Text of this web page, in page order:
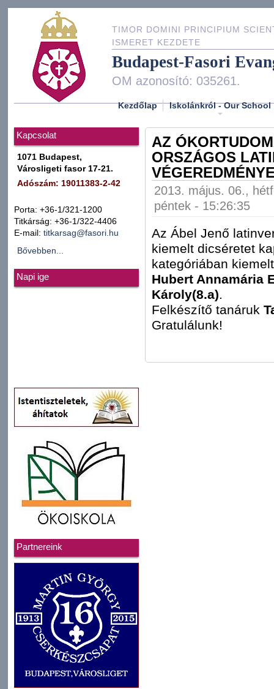
TIMOR DOMINI PRINCIPIUM
ISMERET KEZDETE
Budapest-Fasori
OM azonosító: 035261.
Kezdőlap Iskolánkról - Our School
Kapcsolat
1071 Budapest,
Városligeti fasor 17-21.
Adószám: 19011383-2-42
Porta: +36-1/321-1200
Titkárság: +36-1/322-4406
E-mail: titkarsag@fasori.hu
Bővebben...
Napi ige
Partnereink
AZ
ORSZÁGOS
2013. május. 06.,
péntek - 15:26:35
Az Ábel Jenő
kiemelt dicséretet
kategóriában
Hubert Annamária
Károly(8.a)
Felkészítő tanáruk
Gratulálunk!